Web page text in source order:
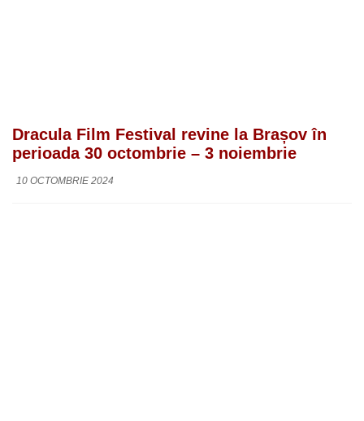
Dracula Film Festival revine la Brașov în
perioada 30 octombrie – 3 noiembrie
10 OCTOMBRIE 2024